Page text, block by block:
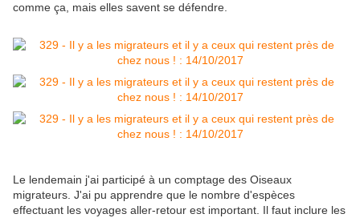
comme ça, mais elles savent se défendre.
Le lendemain j'ai participé à un comptage des Oiseaux
migrateurs. J'ai pu apprendre que le nombre d'espèces
effectuant les voyages aller-retour est important. Il faut inclure les